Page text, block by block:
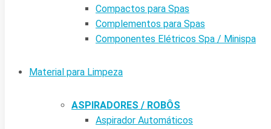
Compactos para Spas
Complementos para Spas
Componentes Elétricos Spa / Minispa
Material para Limpeza
ASPIRADORES / ROBÔS
Aspirador Automáticos